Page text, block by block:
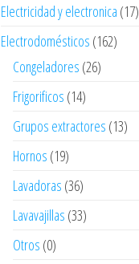
Electricidad y electronica (17)
Electrodomésticos (162)
Congeladores (26)
Frigorificos (14)
Grupos extractores (13)
Hornos (19)
Lavadoras (36)
Lavavajillas (33)
Otros (0)